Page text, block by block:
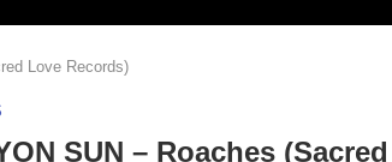
Love Records)
SUN – Roaches